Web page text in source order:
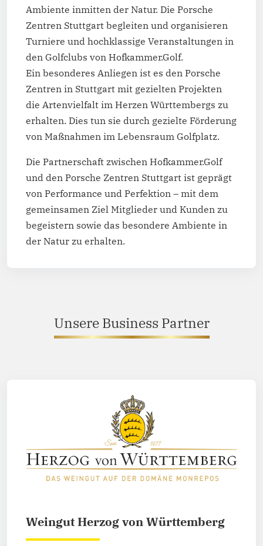
Ambiente inmitten der Natur. Die Porsche
Zentren Stuttgart begleiten und organisieren
Turniere und hochklassige Veranstaltungen in
den Golfclubs von Hofkammer.Golf.
Ein besonderes Anliegen ist es den Porsche
Zentren in Stuttgart mit gezielten Projekten
die Artenvielfalt im Herzen Württembergs zu
erhalten. Dies tun sie durch gezielte Förderung
von Maßnahmen im Lebensraum Golfplatz.
Die Partnerschaft zwischen Hofkammer.Golf
und den Porsche Zentren Stuttgart ist geprägt
von Performance und Perfektion – mit dem
gemeinsamen Ziel Mitglieder und Kunden zu
begeistern sowie das besondere Ambiente in
der Natur zu erhalten.
Unsere Business Partner
Weingut Herzog von Württemberg